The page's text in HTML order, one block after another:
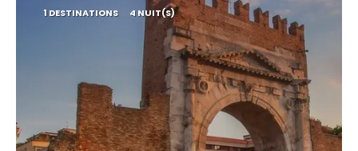
1 DESTINATIONS 4 NUIT(S)